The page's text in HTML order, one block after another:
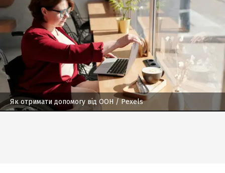
Як отримати допомогу від ООН / Pexels